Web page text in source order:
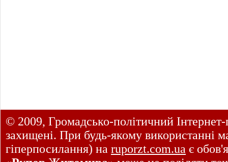
© 2009, Громадсько-політичний
захищені. При будь-якому використанні
гіперпосилання) на ruporzt.com.ua є